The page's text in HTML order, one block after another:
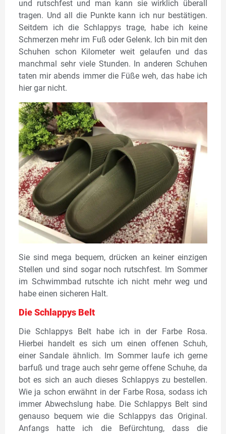
und rutschfest und man kann sie wirklich überall
tragen. Und all die Punkte kann ich nur bestätigen.
Seitdem ich die Schlappys trage, habe ich keine
Schmerzen mehr im Fuß oder Gelenk. Ich bin mit den
Schuhen schon Kilometer weit gelaufen und das
manchmal sehr viele Stunden. In anderen Schuhen
taten mir abends immer die Füße weh, das habe ich
hier gar nicht.
Sie sind mega bequem, drücken an keiner einzigen
Stellen und sind sogar noch rutschfest. Im Sommer
im Schwimmbad rutschte ich nicht mehr weg und
habe einen sicheren Halt.
Die Schlappys Belt
Die Schlappys Belt habe ich in der Farbe Rosa.
Hierbei handelt es sich um einen offenen Schuh,
einer Sandale ähnlich. Im Sommer laufe ich gerne
barfuß und trage auch sehr gerne offene Schuhe, da
bot es sich an auch dieses Schlappys zu bestellen.
Wie ja schon erwähnt in der Farbe Rosa, sodass ich
immer Abwechslung habe. Die Schlappys Belt sind
genauso bequem wie die Schlappys das Original.
Anfangs hatte ich die Befürchtung, dass die